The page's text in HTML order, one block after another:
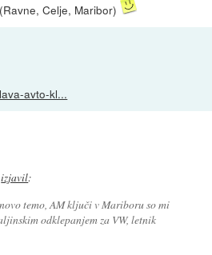
Celje, Maribor)
avto-kl...
izjavil:
temo, AM ključi v Mariboru so mi
odklepanjem za VW, letnik